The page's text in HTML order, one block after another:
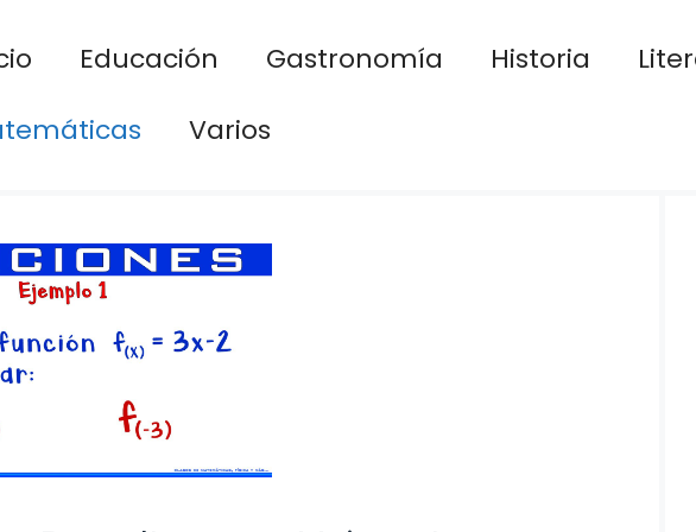
Educación Gastronomía Historia
Varios